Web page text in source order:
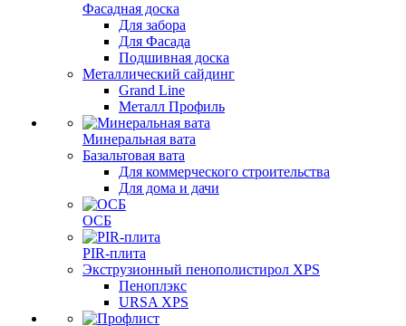
Фасадная доска
Для забора
Для Фасада
Подшивная доска
Металлический сайдинг
Grand Line
Металл Профиль
Минеральная вата
Базальтовая вата
Для коммерческого строительства
Для дома и дачи
ОСБ
PIR-плита
Экструзионный пенополистирол XPS
Пеноплэкс
URSA XPS